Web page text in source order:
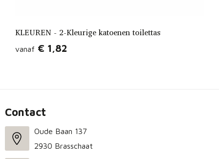
KLEUREN - 2-Kleurige katoenen toilettas
vanaf € 1,82
Contact
Oude Baan 137
2930 Brasschaat